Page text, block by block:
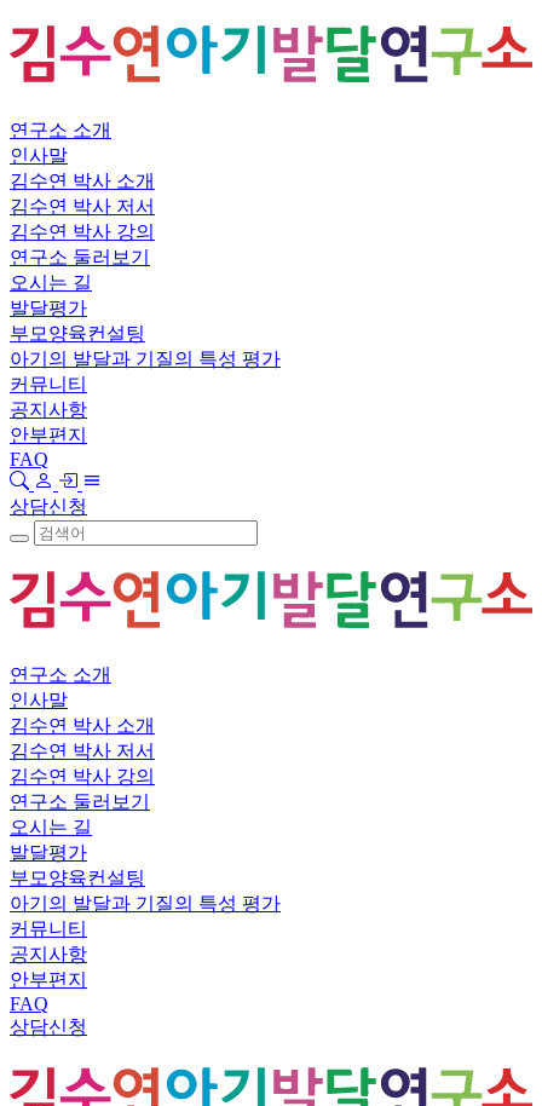
연구소 소개
인사말
김수연 박사 소개
김수연 박사 저서
김수연 박사 강의
연구소 둘러보기
오시는 길
발달평가
부모양육컨설팅
아기의 발달과 기질의 특성 평가
커뮤니티
공지사항
안부편지
FAQ
상담신청
연구소 소개
인사말
김수연 박사 소개
김수연 박사 저서
김수연 박사 강의
연구소 둘러보기
오시는 길
발달평가
부모양육컨설팅
아기의 발달과 기질의 특성 평가
커뮤니티
공지사항
안부편지
FAQ
상담신청